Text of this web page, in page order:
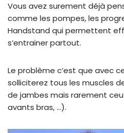
Vous avez surement déjà
comme les pompes, les
Handstand qui permettent
s’entrainer partout.
Le problème c’est que avec
solliciterez tous les muscles
de jambes mais rarement
avants bras, …).